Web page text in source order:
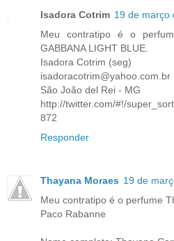
Isadora Cotrim 19 de março
Meu contratipo é o
GABBANA LIGHT BLUE.
Isadora Cotrim (seg)
isadoracotrim@yahoo.com.br
São João del Rei - MG
http://twitter.com/#!/
872
Responder
Thayana Moraes 19 de
Meu contratipo é o perfume
Paco Rabanne